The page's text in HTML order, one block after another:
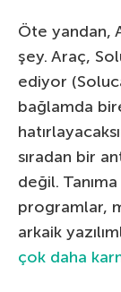
Öte yandan,
şey. Araç,
ediyor
bağlamda
sıradan bir
değil.
programlar,
arkaik
çok daha